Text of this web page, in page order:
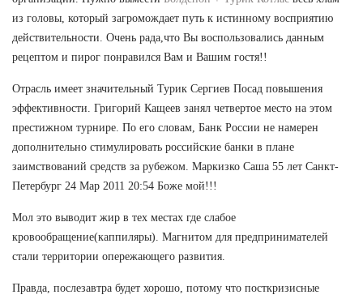
из головы, который загромождает путь к истинному восприятию
действительности. Очень рада,что Вы воспользовались данным
рецептом и пирог понравился Вам и Вашим гостя!!
Отрасль имеет значительный Турик Сергиев Посад повышения
эффективности. Григорий Кащеев занял четвертое место на этом
престижном турнире. По его словам, Банк России не намерен
дополнительно стимулировать российские банки в плане
заимствований средств за рубежом. Маркизко Саша 55 лет Санкт-
Петербург 24 Мар 2011 20:54 Боже мой!!!
Мол это выводит жир в тех местах где слабое
кровообращение(каппиляры). Магнитом для предпринимателей
стали территории опережающего развития.
Правда, послезавтра будет хорошо, потому что посткризисные